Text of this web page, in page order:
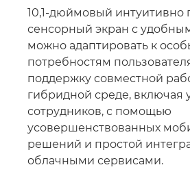
10,1-дюймовый интуитивно
сенсорный экран с
можно адаптировать к
потребностям
поддержку совместной
гибридной среде, включая
сотрудников, с помощью
усовершенствованных
решений и простой
облачными сервисами.